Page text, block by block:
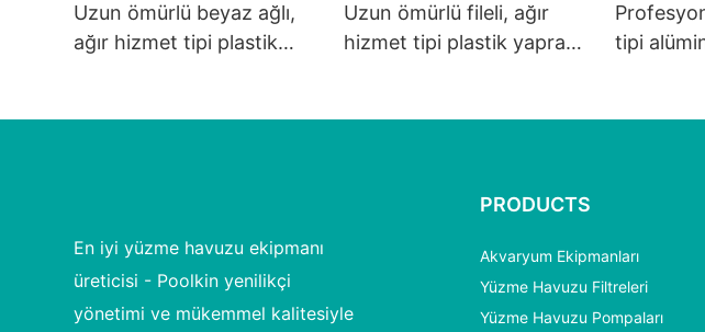
Uzun ömürlü beyaz ağlı,
ağır hizmet tipi plastik
Uzun ömürlü fileli, ağır
hizmet tipi plastik yaprak
tipi
En iyi yüzme havuzu ekipmanı
üreticisi - Poolkin yenilikçi
yönetimi ve mükemmel kalitesiyle
PRODUCTS
Akvaryum Ekipmanları
Yüzme Havuzu Filtreleri
Yüzme Havuzu Pompaları